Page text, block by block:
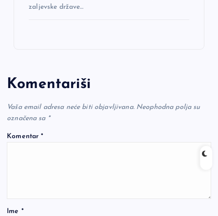
zaljevske države…
Komentariši
Vaša email adresa neće biti objavljivana. Neophodna polja su
označena sa *
Komentar*
Ime *